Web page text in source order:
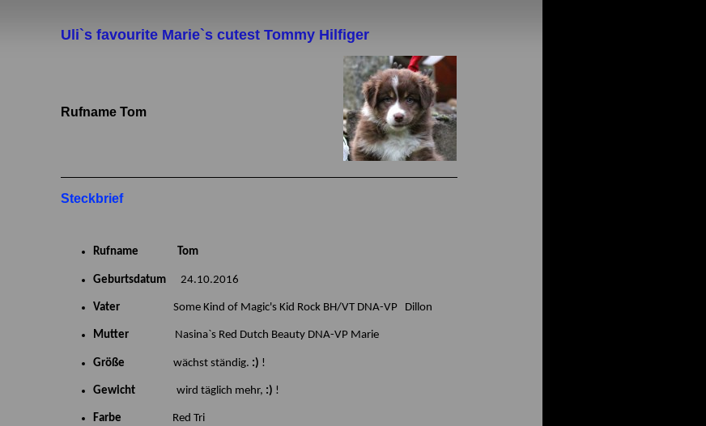
Uli`s favourite Marie`s cutest Tommy Hilfiger
Rufname Tom
Steckbrief
Rufname Tom
Geburtsdatum 24.10.2016
Vater Some Kind of Magic's Kid Rock BH/VT DNA-VP Dillon
Mutter Nasina`s Red Dutch Beauty DNA-VP Marie
Größe wächst ständig. :) !
Gewicht wird täglich mehr, :) !
Farbe Red Tri